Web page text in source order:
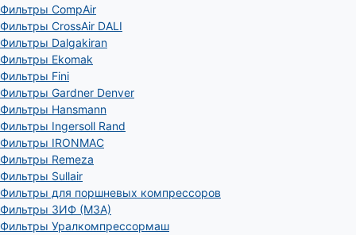
Фильтры CompAir
Фильтры CrossAir DALI
Фильтры Dalgakiran
Фильтры Ekomak
Фильтры Fini
Фильтры Gardner Denver
Фильтры Hansmann
Фильтры Ingersoll Rand
Фильтры IRONMAC
Фильтры Remeza
Фильтры Sullair
Фильтры для поршневых компрессоров
Фильтры ЗИФ (МЗА)
Фильтры Уралкомпрессормаш